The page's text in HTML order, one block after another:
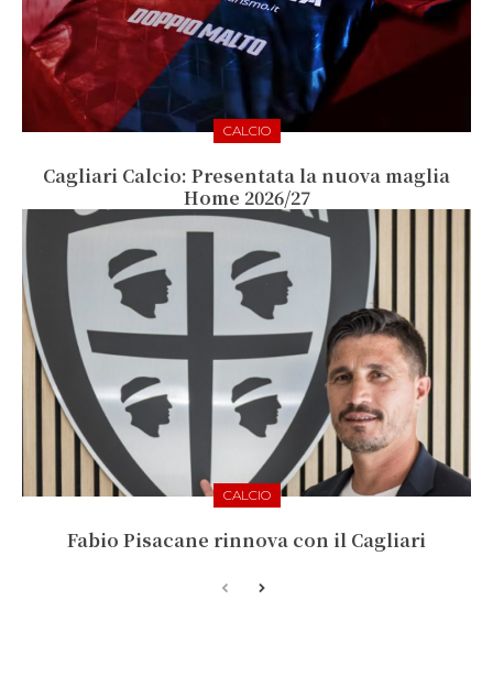
CALCIO
Cagliari Calcio: Presentata la nuova maglia
Home 2026/27
CALCIO
Fabio Pisacane rinnova con il Cagliari